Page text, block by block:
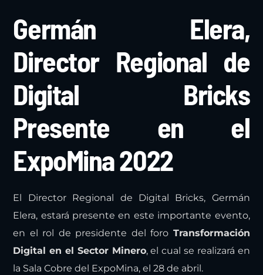
Minero.
Germán Elera,
Director Regional de
Digital Bricks
Presente en el
ExpoMina 2022
El Director Regional de Digital Bricks, Germán
Elera, estará presente en este importante evento,
en el rol de presidente del foroTransformación